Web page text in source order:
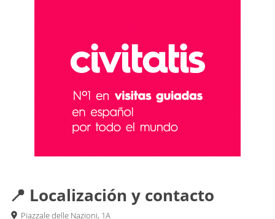
📍 Localización y contacto
Piazzale delle Nazioni, 1A